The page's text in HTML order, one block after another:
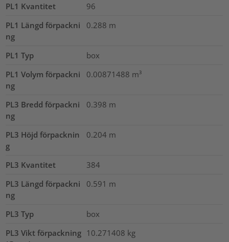
PL1 Kvantitet
96
PL1 Längd förpackni
ng
0.288 m
PL1 Typ
box
PL1 Volym förpackni
ng
0.00871488 m³
PL3 Bredd förpackni
ng
0.398 m
PL3 Höjd förpacknin
g
0.204 m
PL3 Kvantitet
384
PL3 Längd förpackni
ng
0.591 m
PL3 Typ
box
PL3 Vikt förpackning 10.271408 kg